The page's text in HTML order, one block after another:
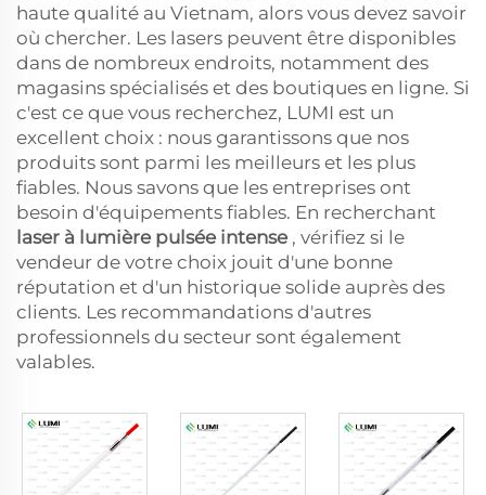
haute qualité au Vietnam, alors vous devez savoir
où chercher. Les lasers peuvent être disponibles
dans de nombreux endroits, notamment des
magasins spécialisés et des boutiques en ligne. Si
c'est ce que vous recherchez, LUMI est un
excellent choix : nous garantissons que nos
produits sont parmi les meilleurs et les plus
fiables. Nous savons que les entreprises ont
besoin d'équipements fiables. En recherchant
laser à lumière pulsée intense , vérifiez si le
vendeur de votre choix jouit d'une bonne
réputation et d'un historique solide auprès des
clients. Les recommandations d'autres
professionnels du secteur sont également
valables.